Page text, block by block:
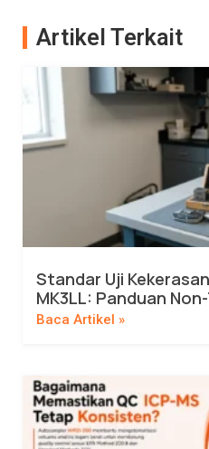
Artikel Terkait
Standar Uji
MK3LL: Panduan
Baca Artikel »